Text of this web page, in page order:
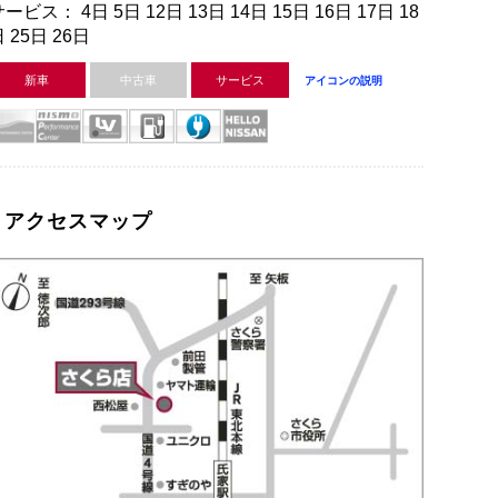
ービス： 4日 5日 12日 13日 14日 15日 16日 17日 18
25日 26日
新車 中古車 サービス アイコンの説明
アクセスマップ